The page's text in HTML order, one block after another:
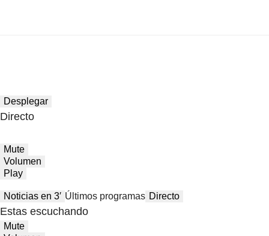
Desplegar
Directo
Mute
Volumen
Play
Noticias en 3′ Últimos programas Directo
Estas escuchando
Mute